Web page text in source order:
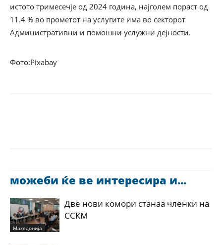
истото тримесечје од 2024 година, најголем пораст од
11.4 % во прометот на услугите има во секторот
Административни и помошни услужни дејности.
Фото:Pixabay
можеби ќе ве интересира и...
Македонија
Две нови комори станаа членки на
ССКМ